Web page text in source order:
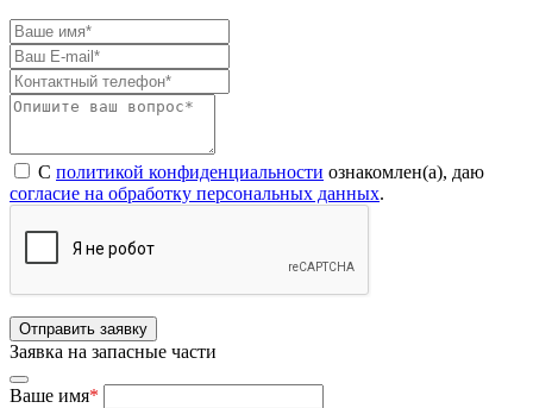
С политикой конфиденциальности ознакомлен(а), даю
согласие на обработку персональных данных.
Отправить заявку
Заявка на запасные части
Ваше имя*